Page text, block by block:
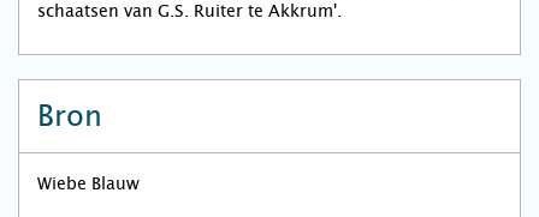
schaatsen van G.S. Ruiter te Akkrum'.
Bron
Wiebe Blauw